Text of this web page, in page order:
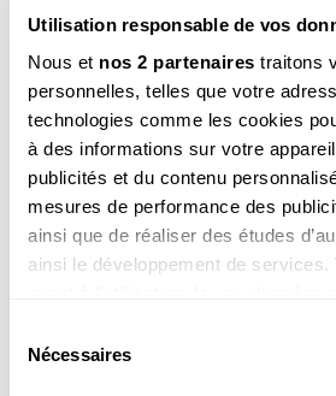
Utilisation responsable de vos
Nous et nos 2 partenaires traitons
personnelles, telles que votre
technologies comme les cookies
à des informations sur votre
publicités et du contenu
mesures de performance des
ainsi que de réaliser des études
ainsi le développement de
tout moment en consultant la
cookies ou en cliquant sur l'icône
Nécessaires
NOS 3 REVUES
REVUE
Plongez au coeur d'une nature
vous
Découvrir la revue